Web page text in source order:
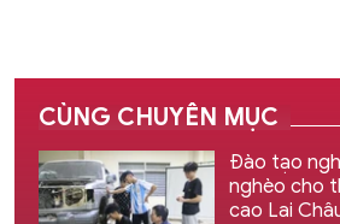
CÙNG CHUYÊN MỤC
Đào tạo
nghèo cho
cao Lai